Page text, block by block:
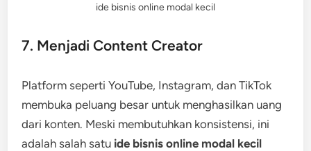
ide bisnis online modal kecil
7. Menjadi Content Creator
Platform seperti YouTube, Instagram, dan TikTok
membuka peluang besar untuk menghasilkan uang
dari konten. Meski membutuhkan konsistensi, ini
adalah salah satu ide bisnis online modal kecil